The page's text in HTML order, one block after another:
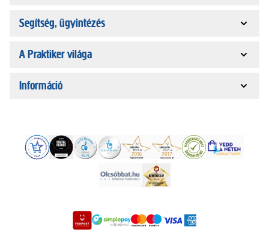
Segítség, ügyintézés
A Praktiker világa
Információ